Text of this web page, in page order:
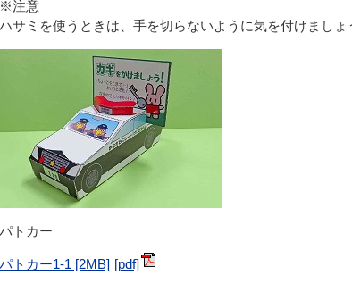
※注意
ハサミを使うときは、手を切らないように気を付けましょ
パトカー
パトカー1-1 [2MB]